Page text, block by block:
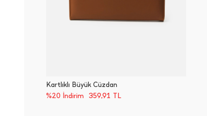
Kartlıklı Büyük Cüzdan
%20 İndirim
359,91 TL